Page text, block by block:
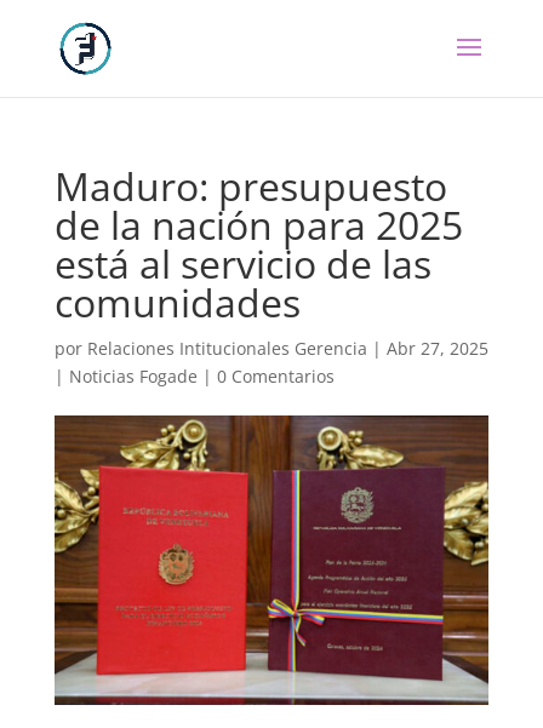
Maduro: presupuesto
de la nación para 2025
está al servicio de las
comunidades
por Relaciones Intitucionales Gerencia | Abr 27, 2025
| Noticias Fogade | 0 Comentarios